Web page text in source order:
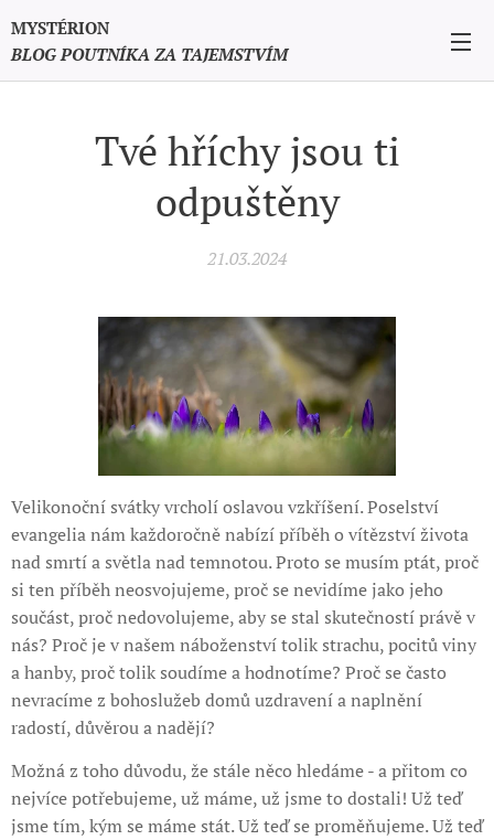
MYSTÉRION
BLOG POUTNÍKA ZA TAJEMSTVÍM
Tvé hříchy jsou ti
odpuštěny
21.03.2024
Velikonoční svátky vrcholí oslavou vzkříšení. Poselství
evangelia nám každoročně nabízí příběh o vítězství života
nad smrtí a světla nad temnotou. Proto se musím ptát, proč
si ten příběh neosvojujeme, proč se nevidíme jako jeho
součást, proč nedovolujeme, aby se stal skutečností právě v
nás? Proč je v našem náboženství tolik strachu, pocitů viny
a hanby, proč tolik soudíme a hodnotíme? Proč se často
nevracíme z bohoslužeb domů uzdravení a naplnění
radostí, důvěrou a nadějí?
Možná z toho důvodu, že stále něco hledáme - a přitom co
nejvíce potřebujeme, už máme, už jsme to dostali! Už teď
jsme tím, kým se máme stát. Už teď se proměňujeme. Už teď